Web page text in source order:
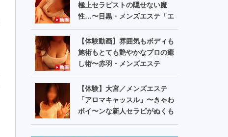
極上セラピストの隠せない魔
性…〜目黒・メンズエステ「エ
【体験動画】雰囲気もボディも
施術もとても艶やかなプロの癒
し術〜赤羽・メンズエステ
【体験】大宮／メンズエステ
「アロマキャッスル」〜きゃわ
ボイ〜ンな新人セラピがぬくも